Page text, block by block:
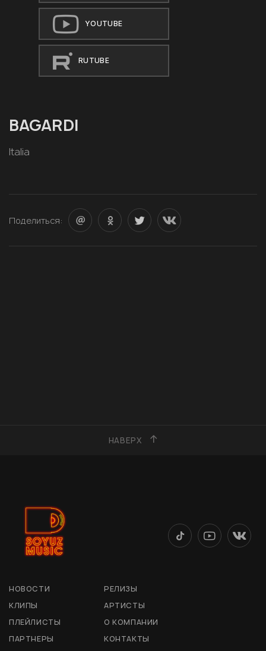
YOUTUBE
RUTUBE
BAGARDI
Italia
Поделиться:
НАВЕРХ
НОВОСТИ
РЕЛИЗЫ
КЛИПЫ
АРТИСТЫ
ПЛЕЙЛИСТЫ
О КОМПАНИИ
ПАРТНЕРЫ
КОНТАКТЫ